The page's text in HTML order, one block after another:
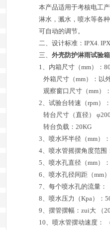
本产品适用于考核电工
淋水，溅水，喷水等各
可自动的调节。
二、设计标准：IPX4.
三、 外壳防护淋雨试验箱
1、内箱尺寸（mm）：
外箱尺寸（mm）：以
观察窗口尺寸（mm）
2、试验台转速（rpm）
转台尺寸（直径）
转台负载：20KG
3、喷水环半径（mm）
4、喷水管摇摆角度范围
5、喷水孔直径（mm）
6、喷水孔径间距（mm
7、每个喷水孔的流量：
8、喷水压力（Kpa）：
9、摆管摆幅：zui大 （
10、喷水管摆动速度：